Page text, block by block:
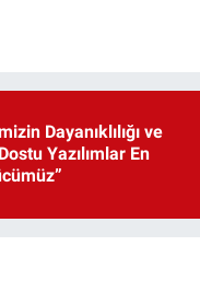
Dayanıklılığı ve
Yazılımlar En